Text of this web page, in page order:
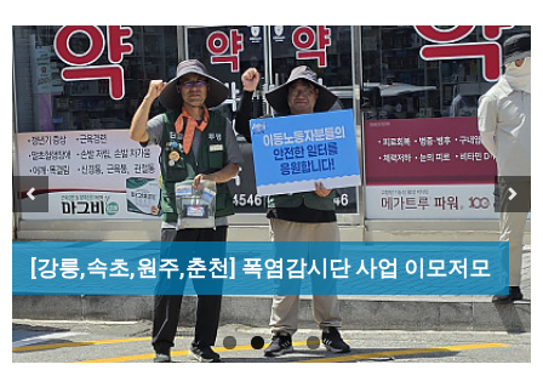
[조합원☆인터뷰] 서비스연맹 전국학교비정규직노
동조합 강원지부 김유미 춘천지회장
[강릉,속초,원주,춘천] 폭염감시단 사업 이모저모
[산별소식] 건설산업연맹 플랜트건설노조 강원충
북지부
[성명] 막을 수 있었던 죽음, HL만도가 책임져라 :
청년노동자 사망사고의 철저한 진상규…
Previous Next